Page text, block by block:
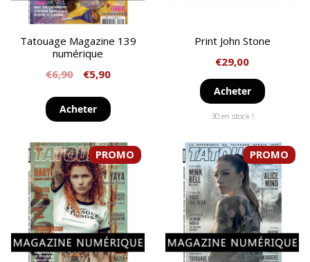
Tatouage Magazine 139
numérique
€6,90 €5,90
Acheter
Print John Stone
€29,00
Acheter
30 en stock !
PROMO PROMO